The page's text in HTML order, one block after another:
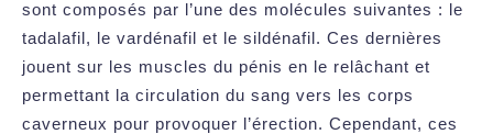
sont composés par l’une des molécules suivantes : le
tadalafil, le vardénafil et le sildénafil. Ces dernières
jouent sur les muscles du pénis en le relâchant et
permettant la circulation du sang vers les corps
caverneux pour provoquer l’érection. Cependant, ces